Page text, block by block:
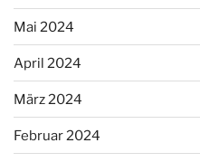
Mai 2024
April 2024
März 2024
Februar 2024